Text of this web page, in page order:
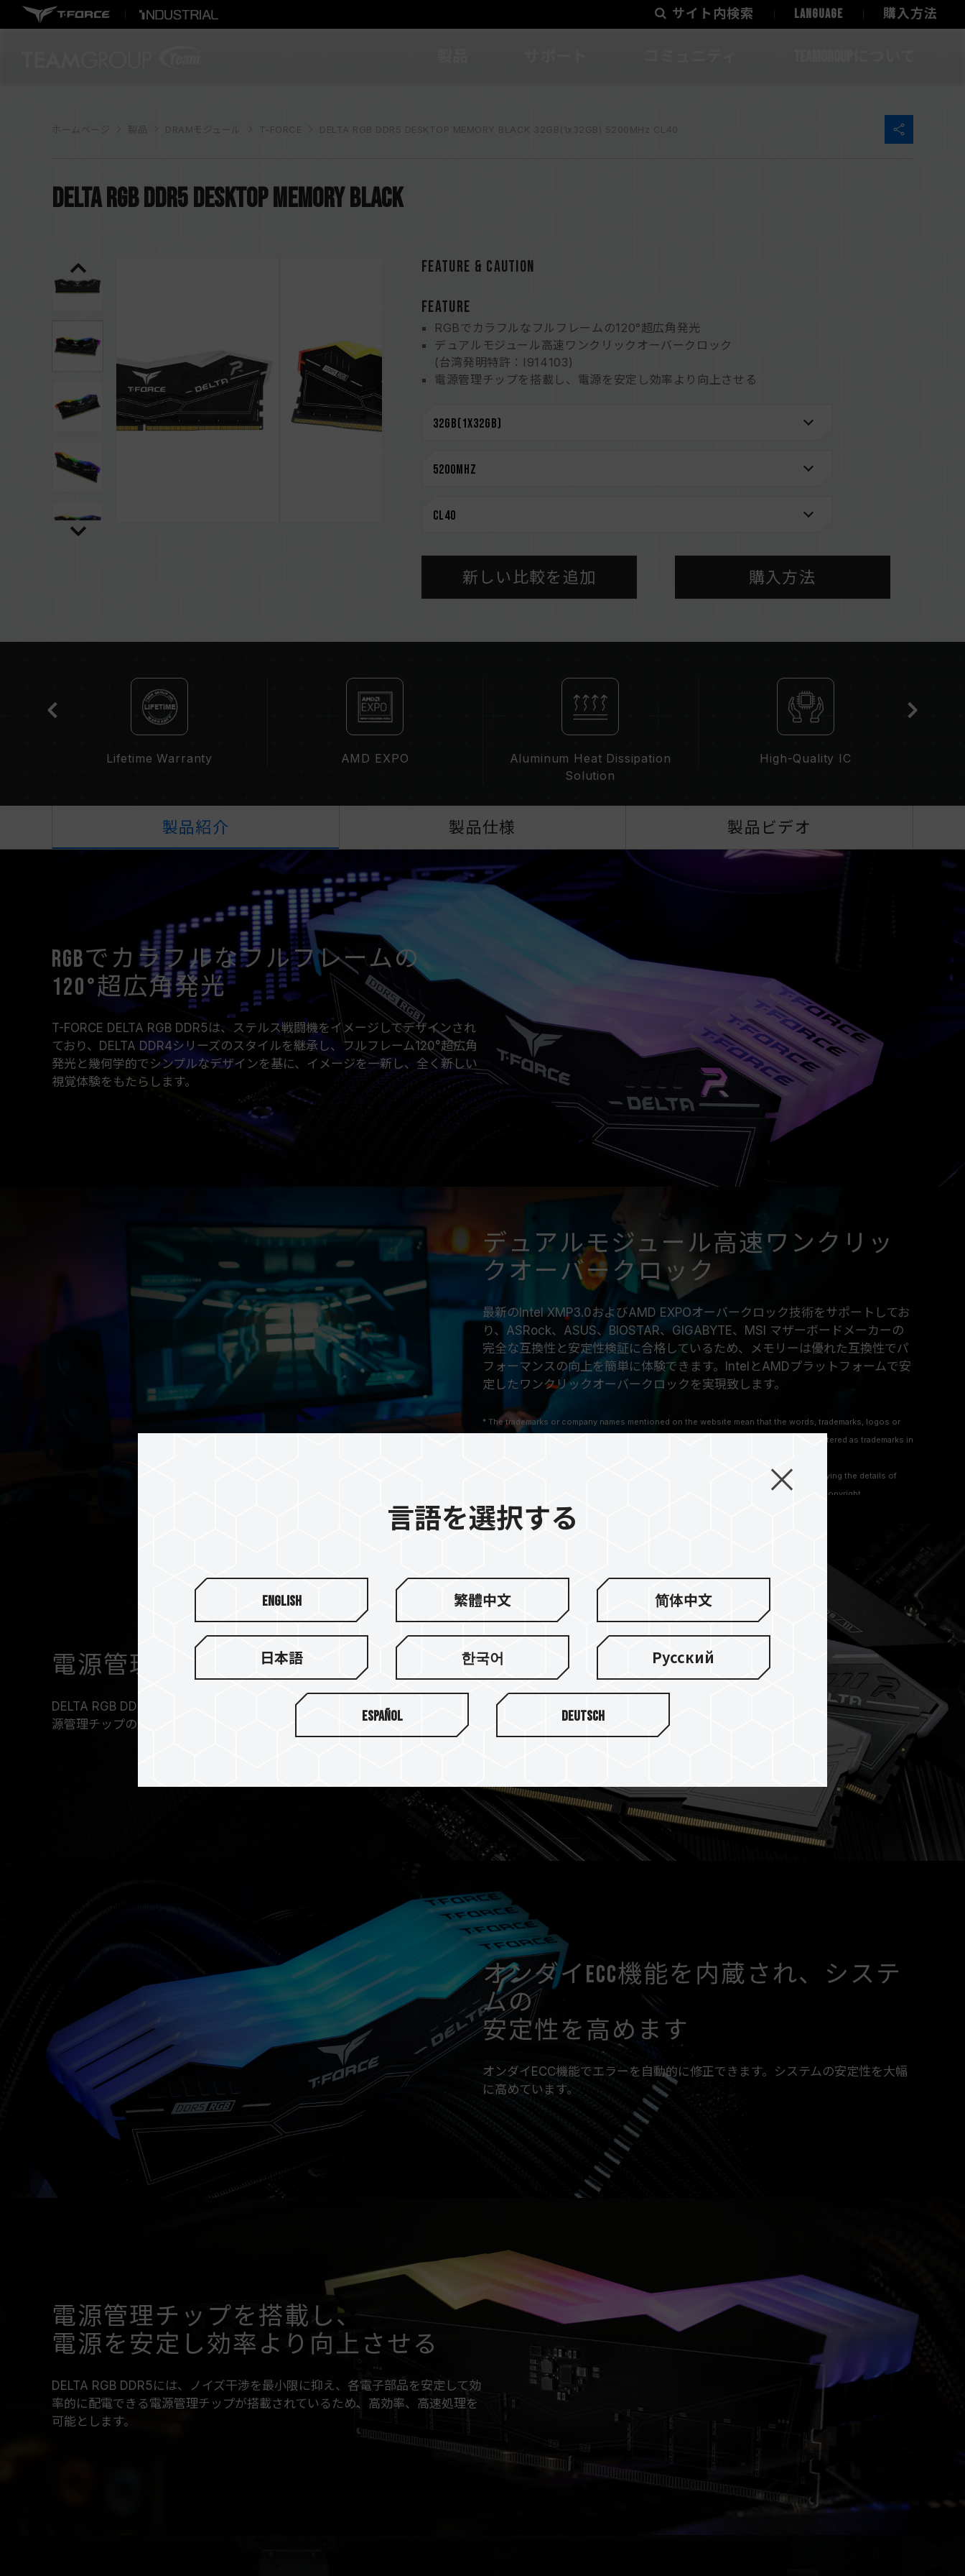
サイト内検索 LANGUAGE 購入方法
ホームページ DRAMモジュール T-FORCE DELTA RGB DDR5 DESKTOP MEMORY BLACK 32GB(1x32GB) 5200MHz CL40
DELTA RGB DDR5 DESKTOP MEMORY BLACK
FEATURE & CAUTION
FEATURE
RGBでカラフルなフルフレームの120°超広角発光
デュアルモジュール高速ワンクリックオーバークロック
(台湾発明特許：I914103)
電源管理チップを搭載し、電源を安定し効率より向上させる
オンダイECC機能を内蔵され、システムの安定性を高めます
高品質のICを厳選して、安定性と信頼性をもたらす
台湾の実用新案 (特許番号: M640994)
（米国発明特許: US12111715B2）
CAUTION
互換性のあるプラットフォームの詳細情報は、「 互換性チェック 」ページにてご確認くだ
メモリの最大動作周波数は、システムのBIOS設定、マザーボード、およびCPUの互換性
容量、周波数、ブランド、モデルが異なるメモリーを混在させないでください。各セット
のメモリーは互換性検証を通じてされます。異なるセットのメモリーを混在させると、シ
ステムが不安定になったり、起動に失敗したりする可能性があります。
CPUのメモリコントローラー（IMC）の性能（Performance）と現在使用しているマザ
XMP 3.0（Intel）またはEXPO（AMD）を有効にしない場合、メモリはSPDのデフォル
ト周波数（JEDEC標準）で動作し、例えばDDR5-4800（またはそれ以下）となりま
XMP 3.0 / EXPOは手動で有効にする必要があり、一部のマザーボードでは、指定された
周波数に達しない可能性があります。最大動作周波数は、システム設定性によって決まり
ます。
オーバークロック（XMP 3.0 / EXPOを有効化）はJEDEC標準に準拠しておらず、シス
テムの安定性に影響を及ぼす可能性があります。オーバークロックによる不安定性が発生
した場合は、BIOSの設定をデフォルトに戻してください。
メモリモジュールに表示されている周波数は「最大対応周波数」であり、システムによっ
て最大周波数まで対応しない場合がございます。
ご使用のマザーボードおよびプロセッサが、対応するオーバークロック技術（XMP 3.0 /
EXPO）をサポートしているかをご確認ください。対応していない場合、メモリは指定の
オーバークロック周波数に達しない可能性があります。
TEAMGROUPのメモリモジュールは標準電圧範囲内でテストされています。マザーボー
ドやプロセッサの故障が発生した場合は、それぞれの製造元のアフターサービスにお問い
合わせください。
新しい比較を追加 購入方法
Lifetime Warranty AMD EXPO
Aluminum Heat Dissipation
Solution
High-Quality IC
製品紹介 製品仕様 製品ビデオ
RGBでカラフルなフルフレームの
120°超広角発光
T-FORCE DELTA RGB DDR5は、ステルス戦闘機をイメージしてデザインされ
ており、DELTA DDR4シリーズのスタイルを継承し、フルフレーム120°超広角
発光と幾何学的でシンプルなデザインを基に、イメージを一新し、全く新しい
視覚体験をもたらします。
デュアルモジュール高速ワンクリッ
クオーバークロック
最新のIntel XMP3.0およびAMD EXPOオーバークロック技術をサポートしてお
り、ASRock、ASUS、BIOSTAR、GIGABYTE、MSI マザーボードメーカーの
完全な互換性と安定性検証に合格しているため、メモリーは優れた互換性でパ
フォーマンスの向上を簡単に体験できます。IntelとAMDプラットフォームで安
定したワンクリックオーバークロックを実現致します。
* The trademarks or company names mentioned on the website mean that the words, trademarks, logos or
company names are used as trademarks which are protected by Common Law and registered as trademarks in
* Trademark statement: The product names mentioned on the website are only for clarifying the details of
features or functions, which may belong to other company’s registered trademarks or copyright.
電源管理チップの放熱効率を追求
DELTA RGB DDR5は、優れた熱伝導率を備えた放熱用シリコンを使用して、電
源管理チップの放熱技術を効率化し、動作をより安定させます。
オンダイECC機能を内蔵され、システ
ムの
安定性を高めます
オンダイECC機能でエラーを自動的に修正できます。システムの安定性を大幅
に高めています。
電源管理チップを搭載し、
電源を安定し効率より向上させる
DELTA RGB DDR5には、ノイズ干渉を最小限に抑え、各電子部品を安定して効
率的に配電できる電源管理チップが搭載されているため、高効率、高速処理を
可能とします。
言語を選択する
English 繁體中文 简体中文
日本語 한국어 Русский
Español Deutsch